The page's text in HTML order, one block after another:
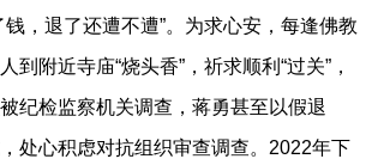
钱，退了还遭不遭”。为求心安，每逢佛教
到附近寺庙“烧头香”，祈求顺利“过关”，
纪检监察机关调查，蒋勇甚至以假退
处心积虑对抗组织审查调查。2022年下